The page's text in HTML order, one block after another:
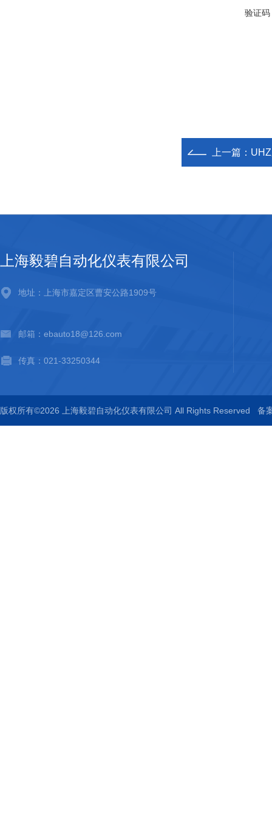
验证码
上一篇：
上海毅碧自动化仪表有限公司
地址：上海市嘉定区曹安公路1909号
邮箱：ebauto18@126.com
传真：021-33250344
版权所有©2026 上海毅碧自动化仪表有限公司 All Rights Reserved 备